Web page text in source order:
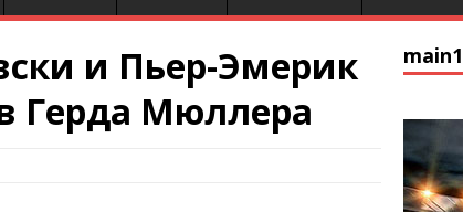
и Пьер-Эмерик
Герда Мюллера
main1